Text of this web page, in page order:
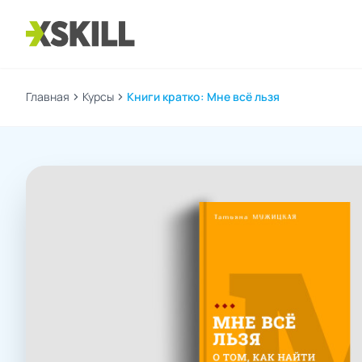
Главная chevron_right Курсы chevron_right Книги кратко: Мне всё льзя